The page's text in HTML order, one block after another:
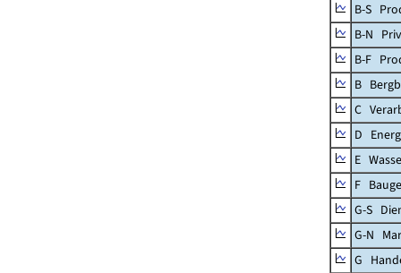
B-S
B-N
B-F
B
C
D
E
F
G-S
G-N
G